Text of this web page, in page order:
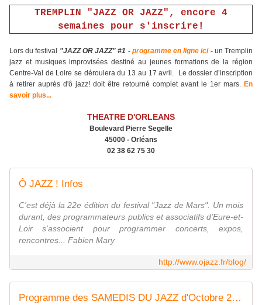
TREMPLIN "JAZZ OR JAZZ", encore 4
semaines pour s'inscrire!
Lors du festival "JAZZ OR JAZZ" #1 - programme en ligne ici -un Tremplin
jazz et musiques improvisées destiné au jeunes formations de la région
Centre-Val de Loire se déroulera du 13 au 17 avril. Le dossier d’inscription
à retirer auprès d'ô jazz! doit être retourné complet avant le 1er mars. En
savoir plus...
THEATRE D'ORLEANS
Boulevard Pierre Segelle
45000 - Orléans
02 38 62 75 30
Ô JAZZ ! Infos
C'est déjà la 22e édition du festival "Jazz de Mars". Un mois
durant, des programmateurs publics et associatifs d'Eure-et-
Loir s'associent pour programmer concerts, expos,
rencontres... Fabien Mary
http://www.ojazz.fr/blog/
Programme des SAMEDIS DU JAZZ d'Octobre 2015 à mai 2016 avec la Scène nationale d'Orléans et Ô Jazz! - VIVRE AUTREMENT VOS LOISIRS avec Clodelle